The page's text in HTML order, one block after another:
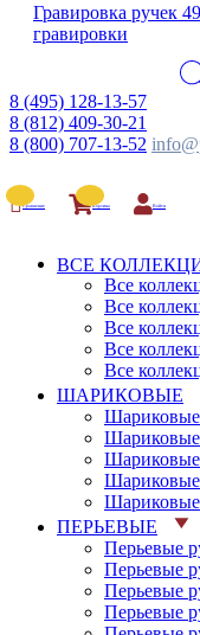
Гравировка ручек
гравировки
8 (495) 128-13-57
8 (812) 409-30-21
8 (800) 707-13-52
Сравнение Корзина Войти
ВСЕ
Все
Все
Все
Все
Все
ШАРИКОВЫЕ
Шариковые
Шариковые
Шариковые
Шариковые
Шариковые
ПЕРЬЕВЫЕ
Перьевые
Перьевые
Перьевые
Перьевые